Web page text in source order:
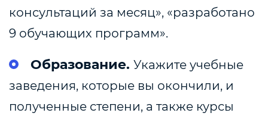
консультаций за месяц», «разработано
9 обучающих программ».
Образование. Укажите учебные
заведения, которые вы окончили, и
полученные степени, а также курсы